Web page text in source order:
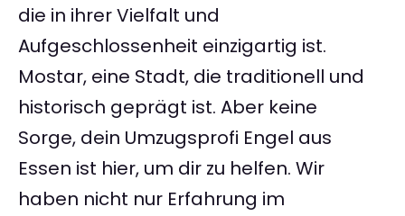
die in ihrer Vielfalt und
Aufgeschlossenheit einzigartig ist.
Mostar, eine Stadt, die traditionell und
historisch geprägt ist. Aber keine
Sorge, dein Umzugsprofi Engel aus
Essen ist hier, um dir zu helfen. Wir
haben nicht nur Erfahrung im